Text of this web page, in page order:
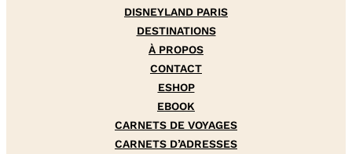
DISNEYLAND PARIS
DESTINATIONS
À PROPOS
CONTACT
ESHOP
EBOOK
CARNETS DE VOYAGES
CARNETS D’ADRESSES